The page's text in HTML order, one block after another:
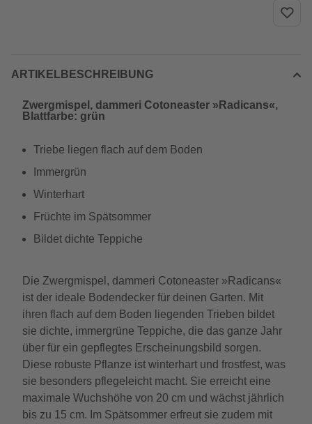
ARTIKELBESCHREIBUNG
Zwergmispel, dammeri Cotoneaster »Radicans«,
Blattfarbe: grün
Triebe liegen flach auf dem Boden
Immergrün
Winterhart
Früchte im Spätsommer
Bildet dichte Teppiche
Die Zwergmispel, dammeri Cotoneaster »Radicans«
ist der ideale Bodendecker für deinen Garten. Mit
ihren flach auf dem Boden liegenden Trieben bildet
sie dichte, immergrüne Teppiche, die das ganze Jahr
über für ein gepflegtes Erscheinungsbild sorgen.
Diese robuste Pflanze ist winterhart und frostfest, was
sie besonders pflegeleicht macht. Sie erreicht eine
maximale Wuchshöhe von 20 cm und wächst jährlich
bis zu 15 cm. Im Spätsommer erfreut sie zudem mit